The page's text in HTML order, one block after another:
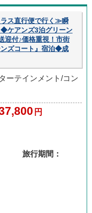
ス直行便で行く≫瞬
◆ケアンズ3泊グリーン
迎付♪価格重視！市街
ズコート』宿泊◆成
ーテインメント/コン
円
旅行期間：